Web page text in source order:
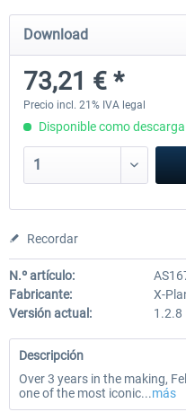
Traffic Global for X-Plane 12/
(Windows)
45,32 € *
Download
73,21 € *
Precio incl. 21% IVA legal
Disponible como
Recordar
N.º artículo:
Fabricante:
X-
Versión actual:
1.2.8
Descripción
Over 3 years in the making,
one of the most iconic...más